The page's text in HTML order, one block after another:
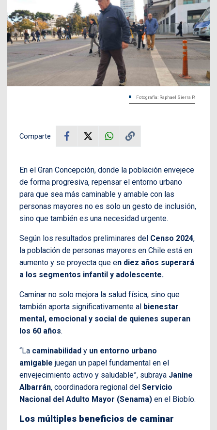
Fotografía: Raphael Sierra P.
Comparte
En el Gran Concepción, donde la población envejece
de forma progresiva, repensar el entorno urbano
para que sea más caminable y amable con las
personas mayores no es solo un gesto de inclusión,
sino que también es una necesidad urgente.
Según los resultados preliminares del Censo 2024,
la población de personas mayores en Chile está en
aumento y se proyecta que en diez años superará
a los segmentos infantil y adolescente.
Caminar no solo mejora la salud física, sino que
también aporta significativamente al bienestar
mental, emocional y social de quienes superan
los 60 años.
“La caminabilidad y un entorno urbano
amigable juegan un papel fundamental en el
envejecimiento activo y saludable”, subraya Janine
Albarrán, coordinadora regional del Servicio
Nacional del Adulto Mayor (Senama) en el Biobío.
Los múltiples beneficios de caminar